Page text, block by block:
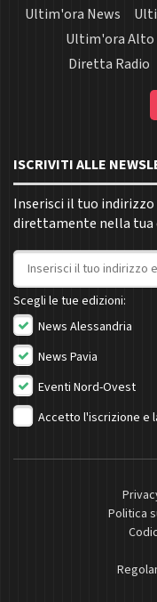
Ultim'ora News
Ultim'ora Alto
Diretta Radio
ISCRIVITI ALLE
Inserisci il tuo
direttamente nella tua
Indirizzo email
Scegli le tue edizioni:
News Alessandria
News Pavia
Eventi Nord-Ovest
Accetto l'iscrizione e
Politica